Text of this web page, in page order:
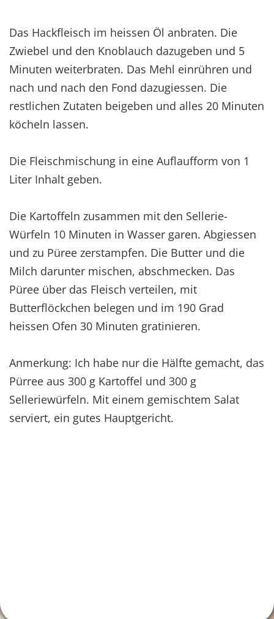
Das Hackfleisch im heissen Öl anbraten. Die
Zwiebel und den Knoblauch dazugeben und 5
Minuten weiterbraten. Das Mehl einrühren und
nach und nach den Fond dazugiessen. Die
restlichen Zutaten beigeben und alles 20 Minuten
köcheln lassen.
Die Fleischmischung in eine Auflaufform von 1
Liter Inhalt geben.
Die Kartoffeln zusammen mit den Sellerie-
Würfeln 10 Minuten in Wasser garen. Abgiessen
und zu Püree zerstampfen. Die Butter und die
Milch darunter mischen, abschmecken. Das
Püree über das Fleisch verteilen, mit
Butterflöckchen belegen und im 190 Grad
heissen Ofen 30 Minuten gratinieren.
Anmerkung: Ich habe nur die Hälfte gemacht, das
Pürree aus 300 g Kartoffel und 300 g
Selleriewürfeln. Mit einem gemischtem Salat
serviert, ein gutes Hauptgericht.